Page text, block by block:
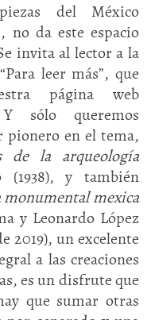
del México
no da este espacio
invita al lector a la
leer más”, que
página web
Y sólo queremos
en el tema,
de la arqueología
y también
monumental mexica
y Leonardo López
2019), un excelente
a las creaciones
es un disfrute que
que sumar otras